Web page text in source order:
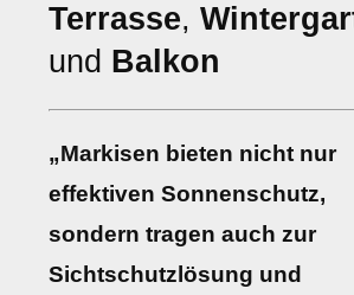
Terrasse,
und Balkon
„Markisen bieten nicht nur
effektiven Sonnenschutz,
sondern tragen auch zur
Sichtschutzlösung und